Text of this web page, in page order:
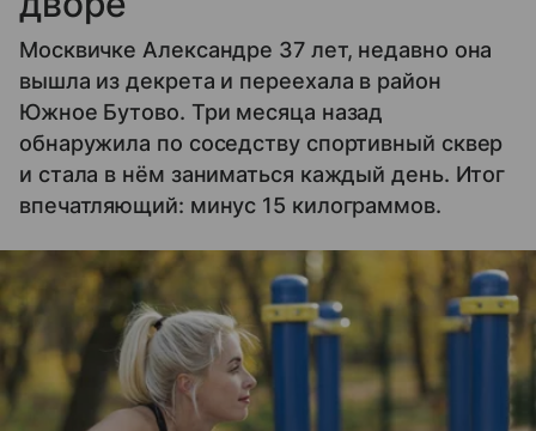
Москвичке Александре 37 лет, недавно она
вышла из декрета и переехала в район
Южное Бутово. Три месяца назад
обнаружила по соседству спортивный сквер
и стала в нём заниматься каждый день. Итог
впечатляющий: минус 15 килограммов.